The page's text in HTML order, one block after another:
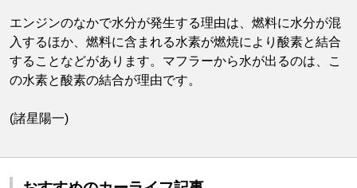
エンジンのなかで水分が発生する理由は、燃料に水分が混
入するほか、燃料に含まれる水素が燃焼により酸素と結合
することなどがあります。マフラーから水が出るのは、こ
の水素と酸素の結合が理由です。
(諸星陽一)